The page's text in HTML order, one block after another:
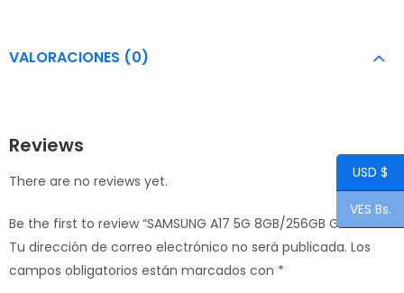
VALORACIONES (0)
Reviews
There are no reviews yet.
Be the first to review “SAMSUNG A17 5G 8GB/256GB GRAY”
Tu dirección de correo electrónico no será publicada. Los
campos obligatorios están marcados con *
USD $
VES Bs.